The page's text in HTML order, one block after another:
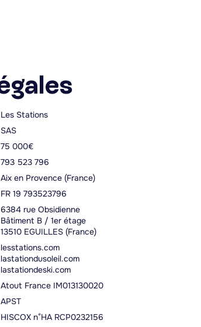
Les Stations
SAS
75 000€
793 523 796
Aix en Provence (France)
FR 19 793523796
6384 rue Obsidienne
Bâtiment B / 1er étage
13510 EGUILLES (France)
lesstations.com
lastationdusoleil.com
lastationdeski.com
Atout France IM013130020
APST
HISCOX n°HA RCP0232156